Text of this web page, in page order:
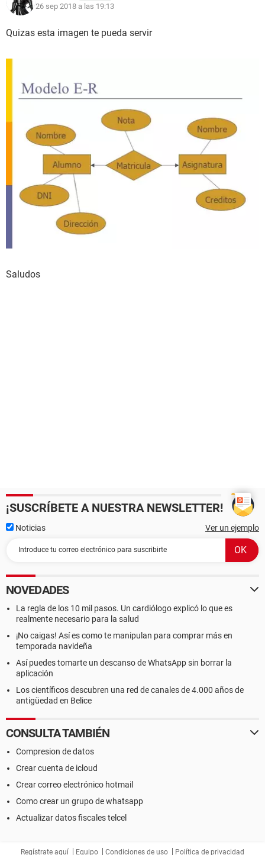
26 sep 2018 a las 19:13
Quizas esta imagen te pueda servir
Saludos
¡SUSCRÍBETE A NUESTRA NEWSLETTER!
Noticias Ver un ejemplo
NOVEDADES
La regla de los 10 mil pasos. Un cardiólogo explicó lo que es
realmente necesario para la salud
¡No caigas! Así es como te manipulan para comprar más en
temporada navideña
Así puedes tomarte un descanso de WhatsApp sin borrar la
aplicación
Los científicos descubren una red de canales de 4.000 años de
antigüedad en Belice
CONSULTA TAMBIÉN
Compresion de datos
Crear cuenta de icloud
Crear correo electrónico hotmail
Como crear un grupo de whatsapp
Actualizar datos fiscales telcel
Regístrate aquí Equipo Condiciones de uso Política de privacidad